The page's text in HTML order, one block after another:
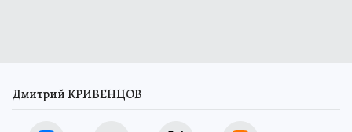
Дмитрий КРИВЕНЦОВ